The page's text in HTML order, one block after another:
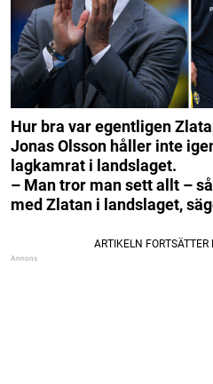
Hur bra var egentligen
Jonas Olsson håller inte
lagkamrat i landslaget.
– Man tror man sett allt –
med Zlatan i landslaget,